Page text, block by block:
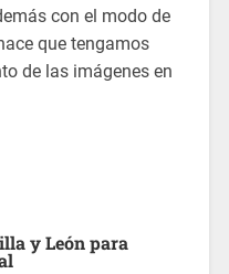
con el modo de
que tengamos
de las imágenes en
y León para